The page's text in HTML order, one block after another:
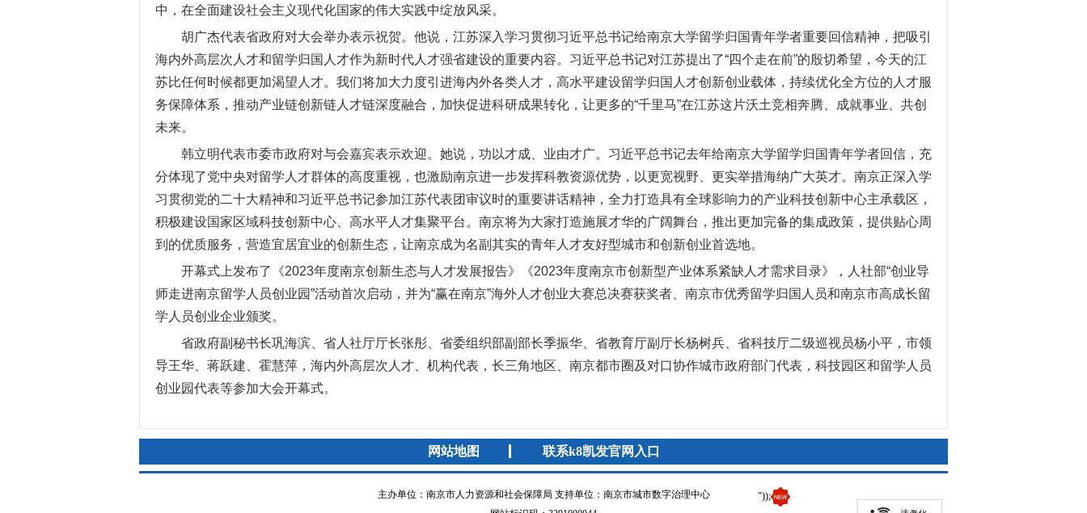
中，在全面建设社会主义现代化国家的伟大实践中绽放风采。
胡广杰代表省政府对大会举办表示祝贺。他说，江苏深入学习贯彻习近平总书记给南京大学留学归国青年学者重要回信精神，把吸引
海内外高层次人才和留学归国人才作为新时代人才强省建设的重要内容。习近平总书记对江苏提出了“四个走在前”的殷切希望，今天的江
苏比任何时候都更加渴望人才。我们将加大力度引进海内外各类人才，高水平建设留学归国人才创新创业载体，持续优化全方位的人才服
务保障体系，推动产业链创新链人才链深度融合，加快促进科研成果转化，让更多的“千里马”在江苏这片沃土竞相奔腾、成就事业、共创
未来。
韩立明代表市委市政府对与会嘉宾表示欢迎。她说，功以才成、业由才广。习近平总书记去年给南京大学留学归国青年学者回信，充
分体现了党中央对留学人才群体的高度重视，也激励南京进一步发挥科教资源优势，以更宽视野、更实举措海纳广大英才。南京正深入学
习贯彻党的二十大精神和习近平总书记参加江苏代表团审议时的重要讲话精神，全力打造具有全球影响力的产业科技创新中心主承载区，
积极建设国家区域科技创新中心、高水平人才集聚平台。南京将为大家打造施展才华的广阔舞台，推出更加完备的集成政策，提供贴心周
到的优质服务，营造宜居宜业的创新生态，让南京成为名副其实的青年人才友好型城市和创新创业首选地。
开幕式上发布了《2023年度南京创新生态与人才发展报告》《2023年度南京市创新型产业体系紧缺人才需求目录》，人社部“创业导
师走进南京留学人员创业园”活动首次启动，并为“赢在南京”海外人才创业大赛总决赛获奖者、南京市优秀留学归国人员和南京市高成长留
学人员创业企业颁奖。
省政府副秘书长巩海滨、省人社厅厅长张彤、省委组织部副部长季振华、省教育厅副厅长杨树兵、省科技厅二级巡视员杨小平，市领
导王华、蒋跃建、霍慧萍，海内外高层次人才、机构代表，长三角地区、南京都市圈及对口协作城市政府部门代表，科技园区和留学人员
创业园代表等参加大会开幕式。
网站地图 联系k8凯发官网入口
主办单位：南京市人力资源和社会保障局 支持单位：南京市城市数字治理中心
"));